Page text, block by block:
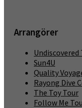
Arrangörer
Sun4U
Quality
Rayong Dive
The Toy Tour
Follow Me